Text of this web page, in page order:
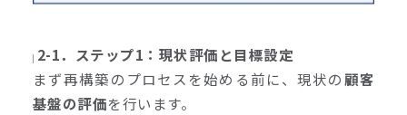
2-1．ステップ1：現状評価と目標設定
まず再構築のプロセスを始める前に、現状の顧客
基盤の評価を行います。